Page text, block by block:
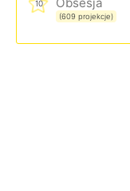
10
(609 projekcje)